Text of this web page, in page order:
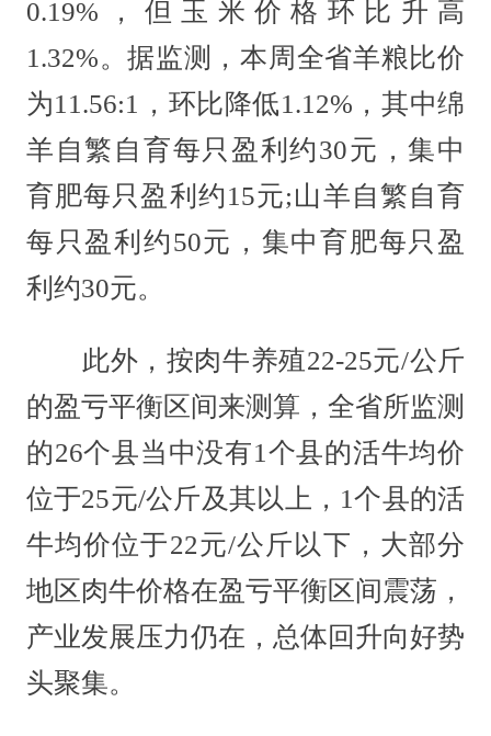
0.19%，但玉米价格环比升高
1.32%。据监测，本周全省羊粮比价
为11.56:1，环比降低1.12%，其中绵
羊自繁自育每只盈利约30元，集中
育肥每只盈利约15元;山羊自繁自育
每只盈利约50元，集中育肥每只盈
利约30元。
此外，按肉牛养殖22-25元/公斤
的盈亏平衡区间来测算，全省所监测
的26个县当中没有1个县的活牛均价
位于25元/公斤及其以上，1个县的活
牛均价位于22元/公斤以下，大部分
地区肉牛价格在盈亏平衡区间震荡，
产业发展压力仍在，总体回升向好势
头聚集。